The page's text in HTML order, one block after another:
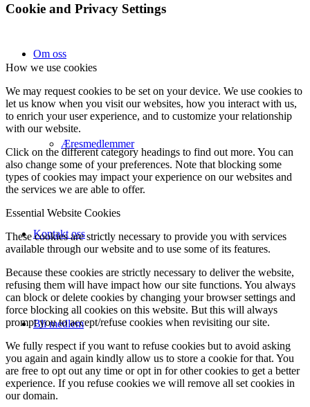
Om oss
Æresmedlemmer
Kontakt oss
Bli medlem
Cookie and Privacy Settings
How we use cookies
We may request cookies to be set on your device. We use cookies to
let us know when you visit our websites, how you interact with us,
to enrich your user experience, and to customize your relationship
with our website.
Click on the different category headings to find out more. You can
also change some of your preferences. Note that blocking some
types of cookies may impact your experience on our websites and
the services we are able to offer.
Essential Website Cookies
These cookies are strictly necessary to provide you with services
available through our website and to use some of its features.
Because these cookies are strictly necessary to deliver the website,
refusing them will have impact how our site functions. You always
can block or delete cookies by changing your browser settings and
force blocking all cookies on this website. But this will always
prompt you to accept/refuse cookies when revisiting our site.
We fully respect if you want to refuse cookies but to avoid asking
you again and again kindly allow us to store a cookie for that. You
are free to opt out any time or opt in for other cookies to get a better
experience. If you refuse cookies we will remove all set cookies in
our domain.